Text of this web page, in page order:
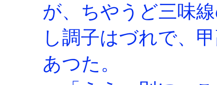
が、ちやうど三味
し調子はづれで、
あつた。